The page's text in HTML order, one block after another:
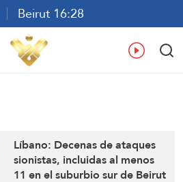
Beirut 16:28
ع En
Líbano: Decenas de ataques
sionistas, incluidas al menos
11 en el suburbio sur de Beirut